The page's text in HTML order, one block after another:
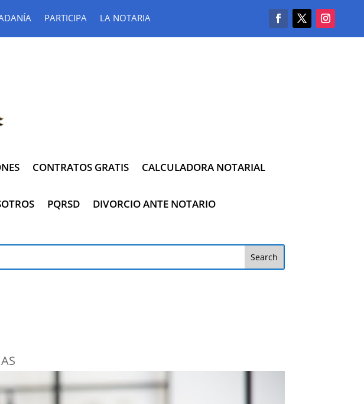
PARTICIPA LA NOTARIA
CONTRATOS GRATIS CALCULADORA NOTARIAL
PQRSD DIVORCIO ANTE NOTARIO